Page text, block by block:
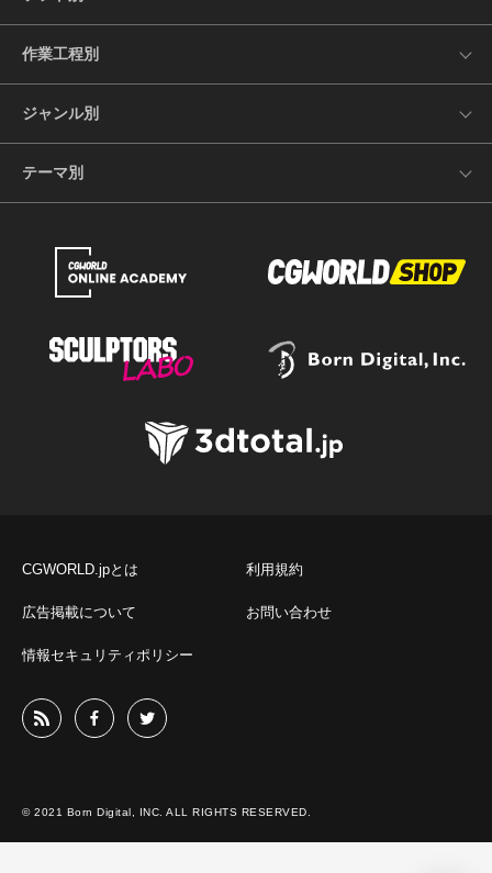
作業工程別
ジャンル別
テーマ別
CGWORLD.jpとは 利用規約
広告掲載について お問い合わせ
情報セキュリティポリシー
© 2021 Born Digital, INC. ALL RIGHTS RESERVED.